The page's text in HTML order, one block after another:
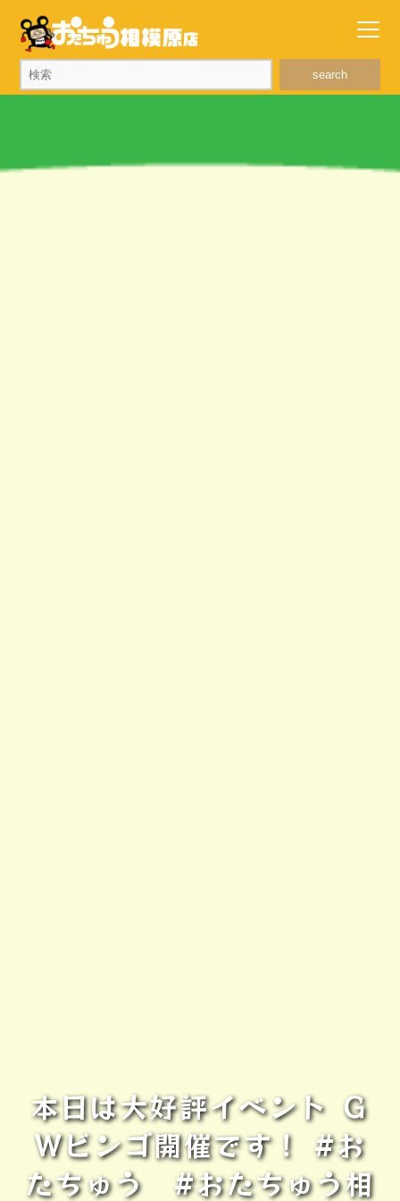
search
本日は大好評イベント Ｇ
Ｗビンゴ開催です！ #お
たちゅう #おたちゅう相